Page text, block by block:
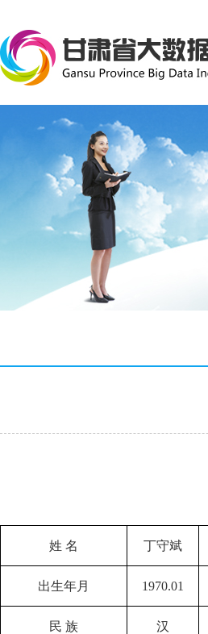
姓 名 丁守斌
出生年月 1970.01
民 族 汉